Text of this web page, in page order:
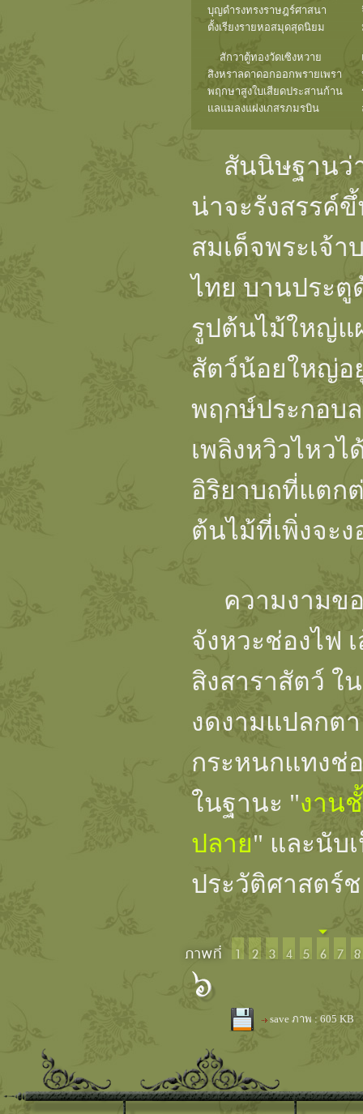
บุญดำรงทรงราษฎร์ศาสนา
ตั้งเรียงรายหอสมุดสุดนิยม
สักวาตู้ทองวัดเซิงหวาย
สิงหราลดาดอกออกพรายเพรา
พฤกษาสูงใบเสียดประสานก้าน
แลแมลงแฝงเกสรภมรบิน
สันนิษฐานว่า
น่าจะรังสรรค์
สมเด็จพระเจ้
ไทย บานประ
รูปต้นไม้ใหญ่แ
สัตว์น้อยใหญ่อ
พฤกษ์ประกอบ
เพลิงหวิวไหว
อิริยาบถที่แตก
ต้นไม้ที่เพิ่งจะ
ความงามขอ
จังหวะช่องไฟ
สิงสาราสัตว์ ใ
งดงามแปลกต
กระหนกแทงช่
ในฐานะ "งาน
ปลาย" และนับ
ประวัติศาสตร์
save ภาพ : 605 KB